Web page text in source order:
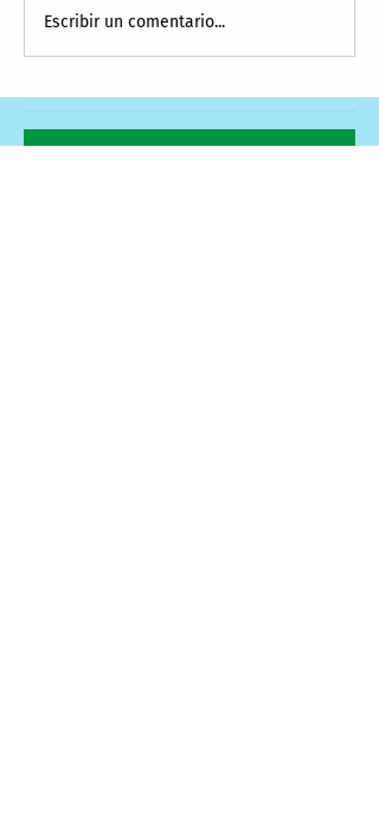
Escribir un comentario...